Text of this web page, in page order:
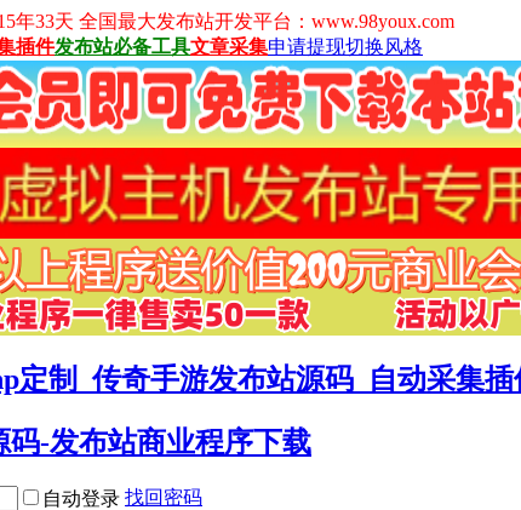
年33天 全国最大发布站开发平台：www.98youx.com
插件发布站必备工具文章采集申请提现切换风格
自动登录 找回密码